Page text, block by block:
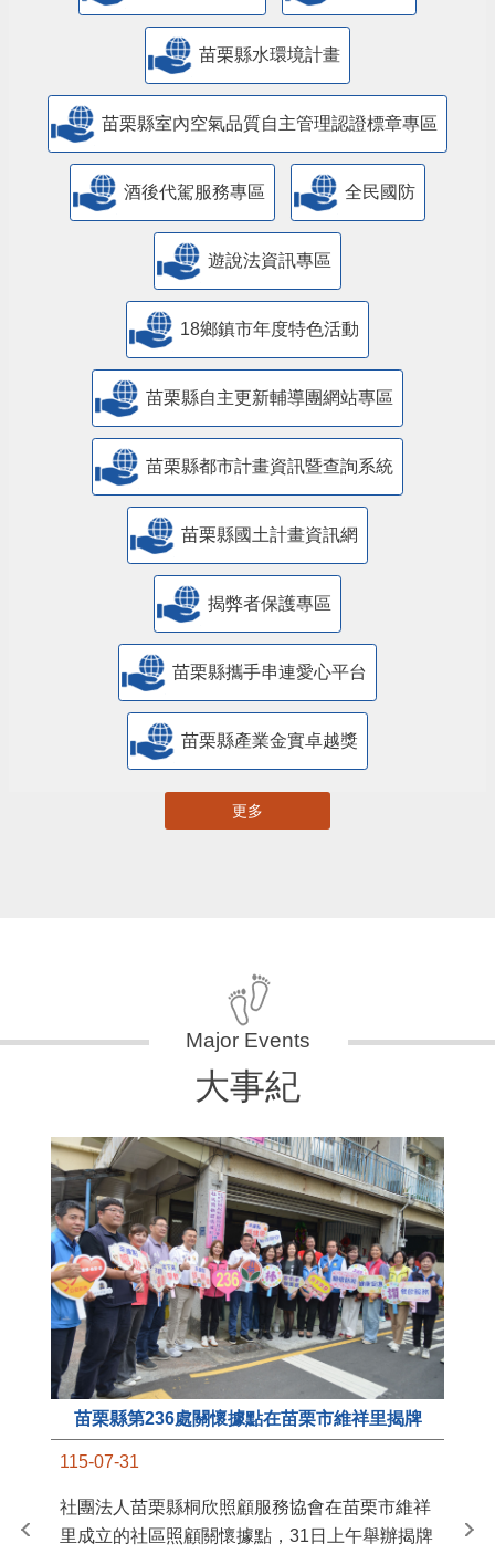
苗栗縣水環境計畫
苗栗縣室內空氣品質自主管理認證標章專區
酒後代駕服務專區 全民國防
遊說法資訊專區
18鄉鎮市年度特色活動
苗栗縣自主更新輔導團網站專區
苗栗縣都市計畫資訊暨查詢系統
苗栗縣國土計畫資訊網
揭弊者保護專區
苗栗縣攜手串連愛心平台
苗栗縣產業金實卓越獎
更多
大事紀
苗栗縣第236處關懷據點在苗栗市維祥里揭牌
115-07-31
社團法人苗栗縣桐欣照顧服務協會在苗栗市維祥
里成立的社區照顧關懷據點，31日上午舉辦揭牌
苗